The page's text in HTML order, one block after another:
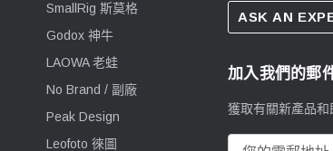
SmallRig 斯莫格
Godox 神牛
LAOWA 老蛙
No Brand / 副廠
Peak Design
Leofoto 徠圖
ASK AN
加入我們的郵
獲取有關新產品